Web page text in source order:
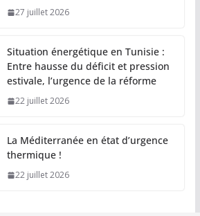
27 juillet 2026
Situation énergétique en Tunisie :
Entre hausse du déficit et pression
estivale, l’urgence de la réforme
22 juillet 2026
La Méditerranée en état d’urgence
thermique !
22 juillet 2026